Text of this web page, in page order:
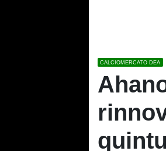
CALCIOMERCATO DEA